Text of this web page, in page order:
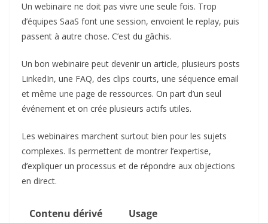
Un webinaire ne doit pas vivre une seule fois. Trop
d’équipes SaaS font une session, envoient le replay, puis
passent à autre chose. C’est du gâchis.
Un bon webinaire peut devenir un article, plusieurs posts
LinkedIn, une FAQ, des clips courts, une séquence email
et même une page de ressources. On part d’un seul
événement et on crée plusieurs actifs utiles.
Les webinaires marchent surtout bien pour les sujets
complexes. Ils permettent de montrer l’expertise,
d’expliquer un processus et de répondre aux objections
en direct.
Contenu dérivé
Usage